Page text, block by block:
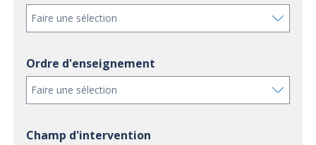
Faire une sélection
Ordre d'enseignement
Faire une sélection
Champ d'intervention